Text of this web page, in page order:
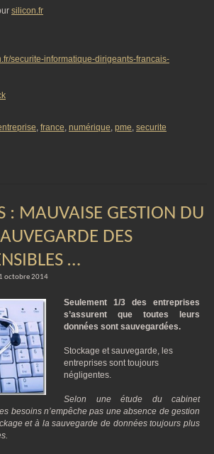
silicon.fr
securite-informatique-dirigeants-francais-
, france, numérique, pme, securite
: MAUVAISE GESTION DU
DES
…
octobre 2014
Seulement 1/3 des entreprises
s’assurent que toutes leurs
données sont sauvegardées.
Stockage et sauvegarde, les
entreprises sont toujours
négligentes.
Selon une étude du cabinet
besoins n’empêche pas une absence de gestion
et à la sauvegarde de données toujours plus